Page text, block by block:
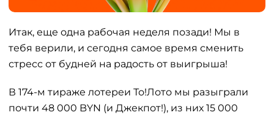
Итак, еще одна рабочая неделя позади! Мы в
тебя верили, и сегодня самое время сменить
стресс от будней на радость от выигрыша!
В 174-м тираже лотереи То!Лото мы разыграли
почти 48 000 BYN (и Джекпот!), из них 15 000